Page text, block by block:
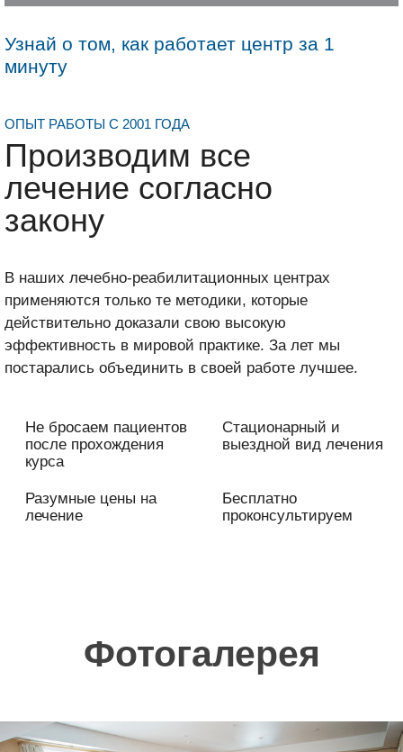
Узнай о том, как работает центр за 1
минуту
ОПЫТ РАБОТЫ С 2001 ГОДА
Производим все
лечение согласно
закону
В наших лечебно-реабилитационных центрах
применяются только те методики, которые
действительно доказали свою высокую
эффективность в мировой практике. За лет мы
постарались объединить в своей работе лучшее.
Не бросаем пациентов
после прохождения
курса
Стационарный и
выездной вид лечения
Разумные цены на
лечение
Бесплатно
проконсультируем
Фотогалерея